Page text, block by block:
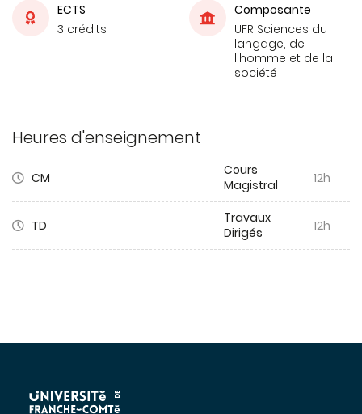
ECTS
3 crédits
Composante
UFR Sciences du
langage, de
l'homme et de la
société
Heures d'enseignement
CM
Cours
Magistral
12h
TD
Travaux
Dirigés
12h